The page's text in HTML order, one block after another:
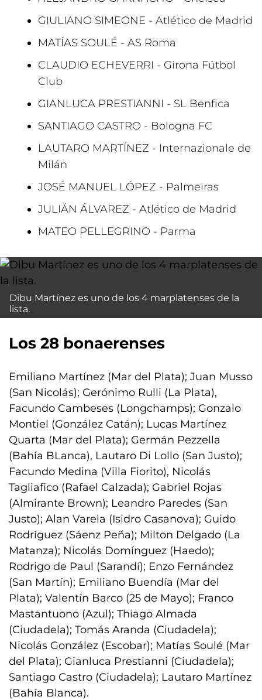
GIULIANO SIMEONE - Atlético de Madrid
MATÍAS SOULÉ - AS Roma
CLAUDIO ECHEVERRI - Girona Fútbol
Club
GIANLUCA PRESTIANNI - SL Benfica
SANTIAGO CASTRO - Bologna FC
LAUTARO MARTÍNEZ - Internazionale de
Milán
JOSÉ MANUEL LÓPEZ - Palmeiras
JULIÁN ÁLVAREZ - Atlético de Madrid
MATEO PELLEGRINO - Parma
Dibu Martínez es uno de los 4 marplatenses de la
lista.
Los 28 bonaerenses
Emiliano Martínez (Mar del Plata); Juan Musso
(San Nicolás); Gerónimo Rulli (La Plata),
Facundo Cambeses (Longchamps); Gonzalo
Montiel (González Catán); Lucas Martínez
Quarta (Mar del Plata); Germán Pezzella
(Bahía BLanca), Lautaro Di Lollo (San Justo);
Facundo Medina (Villa Fiorito), Nicolás
Tagliafico (Rafael Calzada); Gabriel Rojas
(Almirante Brown); Leandro Paredes (San
Justo); Alan Varela (Isidro Casanova); Guido
Rodríguez (Sáenz Peña); Milton Delgado (La
Matanza); Nicolás Domínguez (Haedo);
Rodrigo de Paul (Sarandí); Enzo Fernández
(San Martín); Emiliano Buendía (Mar del
Plata); Valentín Barco (25 de Mayo); Franco
Mastantuono (Azul); Thiago Almada
(Ciudadela); Tomás Aranda (Ciudadela);
Nicolás González (Escobar); Matías Soulé (Mar
del Plata); Gianluca Prestianni (Ciudadela);
Santiago Castro (Ciudadela); Lautaro Martínez
(Bahía Blanca).